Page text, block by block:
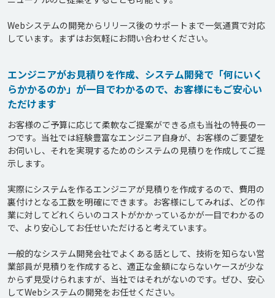
Webシステムの開発からリリース後のサポートまで一気通貫で対応
エンジニアがお見積りを作成、システム開発で「何にいく
らかかるのか」が一目でわかるので、お客様にもご安心い
ただけます
お客様のご予算に応じて柔軟なご提案ができる点も当社の特長の一
つです。当社では経験豊富なエンジニア自身が、お客様のご要望を
お伺いし、それを実現するためのシステムの見積りを作成してご提
示します。
実際にシステムを作るエンジニアが見積りを作成するので、費用の
裏付けとなる工数を明確にできます。お客様にしてみれば、どの作
業に対してどれくらいのコストがかかっているかが一目でわかるの
で、より安心してお任せいただけると考えています。
一般的なシステム開発会社でよくある話として、技術を知らない営
業部員が見積りを作成すると、適正な金額にならないケースが少な
からず見受けられますが、当社ではそれがないのです。ぜひ、安心